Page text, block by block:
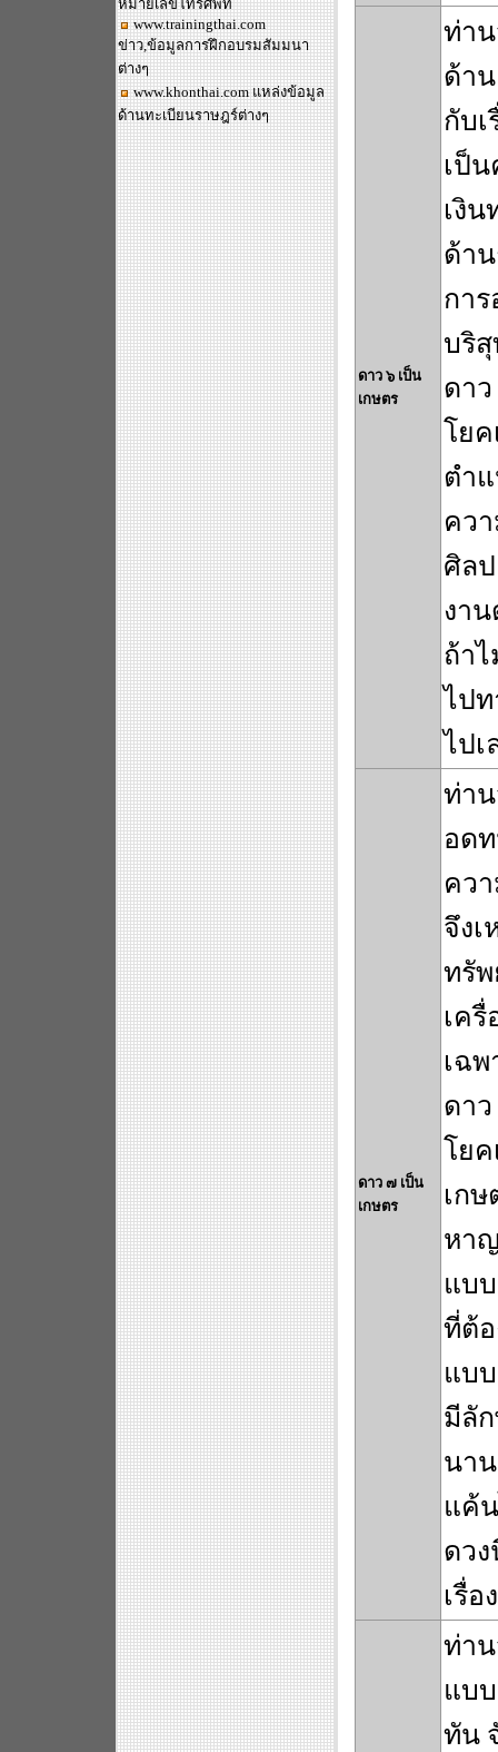
หมายเลขโทรศัพท์
www.trainingthai.com
ข่าว,ข้อมูลการฝึกอบรมสัมมนา
ต่างๆ
www.khonthai.comแหล่งข้อมูล
ด้านทะเบียนราษฎร์ต่างๆ
ดาว ๖ เป็น
เกษตร
ท่า
ด้า
กับเ
เป็
เงิ
ด้า
กา
บริ
ดา
โย
ตำ
คว
ศิล
งา
ถ้า
ไปท
ไปเ
ดาว ๗ เป็น
เกษตร
ท่า
อด
คว
จึง
ทรั
เค
เฉ
ดา
โย
เก
หา
แบ
ที่ต้
แบ
มีลั
นา
แค้
ดว
เรื่อ
ท่า
แบ
ทัน